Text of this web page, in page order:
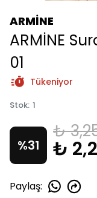
ARMİNE
ARMİNE
01
Tükeniyor
Stok: 1
%31
₺
₺
Paylaş: